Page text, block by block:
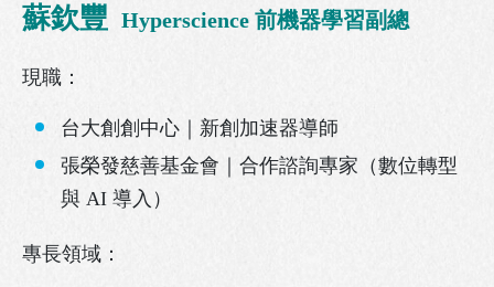
蘇欽豐 Hyperscience 前機器學習副總
現職：
台大創創中心｜新創加速器導師
張榮發慈善基金會｜合作諮詢專家（數位轉型
與 AI 導入）
專長領域：